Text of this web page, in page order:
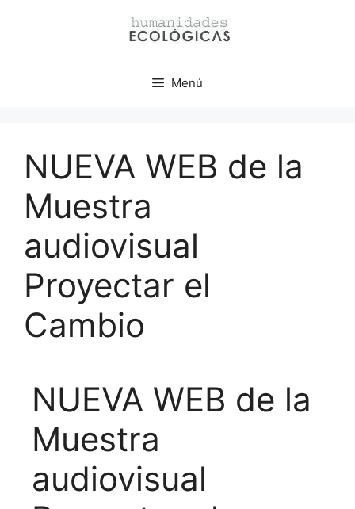
Menú
NUEVA WEB de la
Muestra
audiovisual
Proyectar el
Cambio
NUEVA WEB de la
Muestra
audiovisual